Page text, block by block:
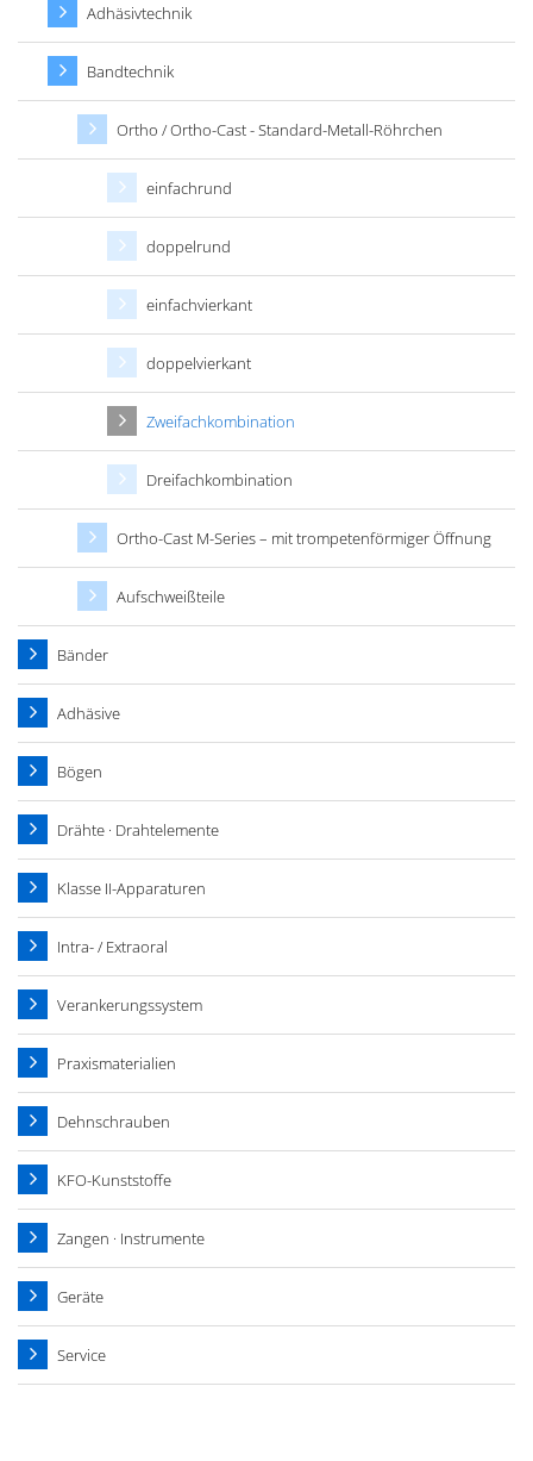
Adhäsivtechnik
Bandtechnik
Ortho / Ortho-Cast - Standard-Metall-Röhrchen
einfachrund
doppelrund
einfachvierkant
doppelvierkant
Zweifachkombination
Dreifachkombination
Ortho-Cast M-Series – mit trompetenförmiger Öffnung
Aufschweißteile
Bänder
Adhäsive
Bögen
Drähte · Drahtelemente
Klasse II-Apparaturen
Intra- / Extraoral
Verankerungssystem
Praxismaterialien
Dehnschrauben
KFO-Kunststoffe
Zangen · Instrumente
Geräte
Service